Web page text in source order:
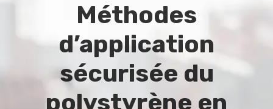
Méthodes
d’application
sécurisée du
polystyrène en